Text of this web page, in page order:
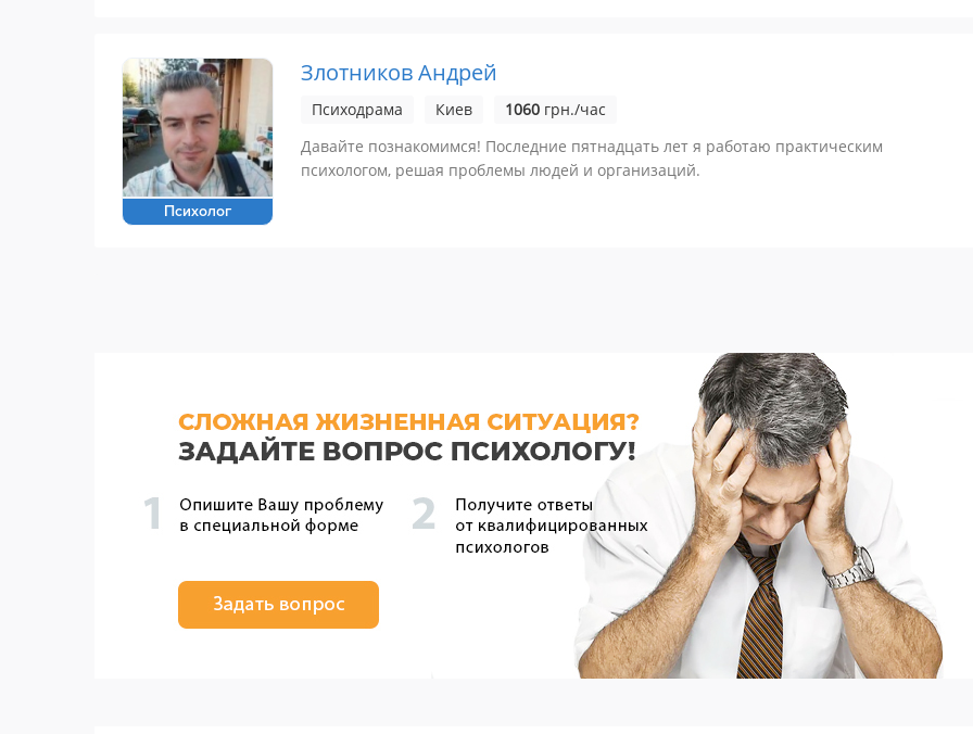
Психолог
Злотников Андрей
Психодрама Киев 1060 грн./час
Давайте познакомимся! Последние пятнадцать лет я работаю практическим
психологом, решая проблемы людей и организаций.